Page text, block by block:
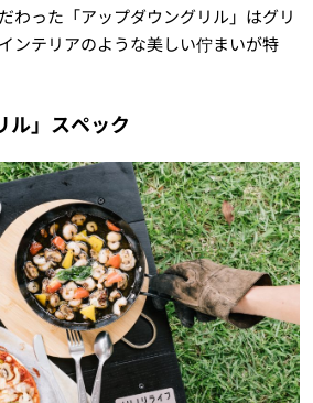
わった「アップダウングリル」はグリ
ンテリアのような美しい佇まいが特
ル」スペック